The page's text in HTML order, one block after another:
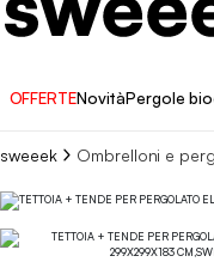
OFFERTENovitàPergole
sweeek Ombrelloni e